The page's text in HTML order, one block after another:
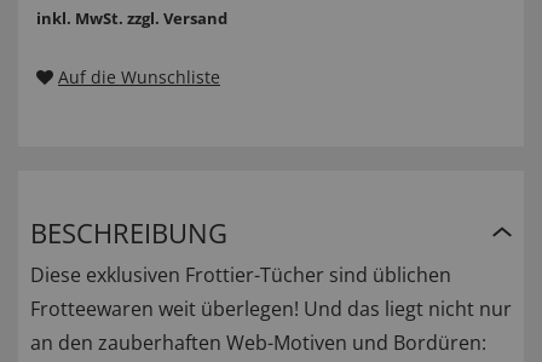
inkl. MwSt. zzgl. Versand
Auf die Wunschliste
BESCHREIBUNG
Diese exklusiven Frottier-Tücher sind üblichen
Frotteewaren weit überlegen! Und das liegt nicht nur
an den zauberhaften Web-Motiven und Bordüren: